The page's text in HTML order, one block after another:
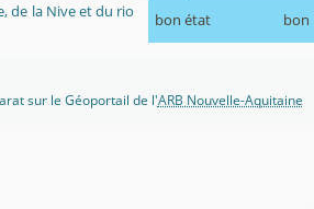
de la Nive et du rio
bon état bon
sur le Géoportail de l'ARB Nouvelle-Aquitaine